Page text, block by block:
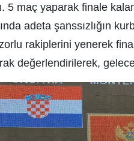
5 maç yaparak finale
adeta şanssızlığın
zorlu rakiplerini yenerek
değerlendirilerek,